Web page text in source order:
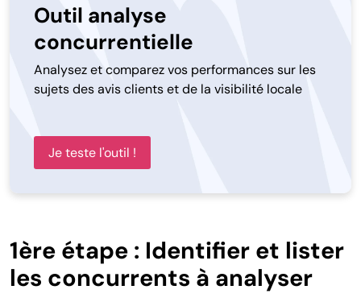
Outil analyse
concurrentielle
Analysez et comparez vos performances sur les
sujets des avis clients et de la visibilité locale
Je teste l'outil !
1ère étape : Identifier et lister
les concurrents à analyser